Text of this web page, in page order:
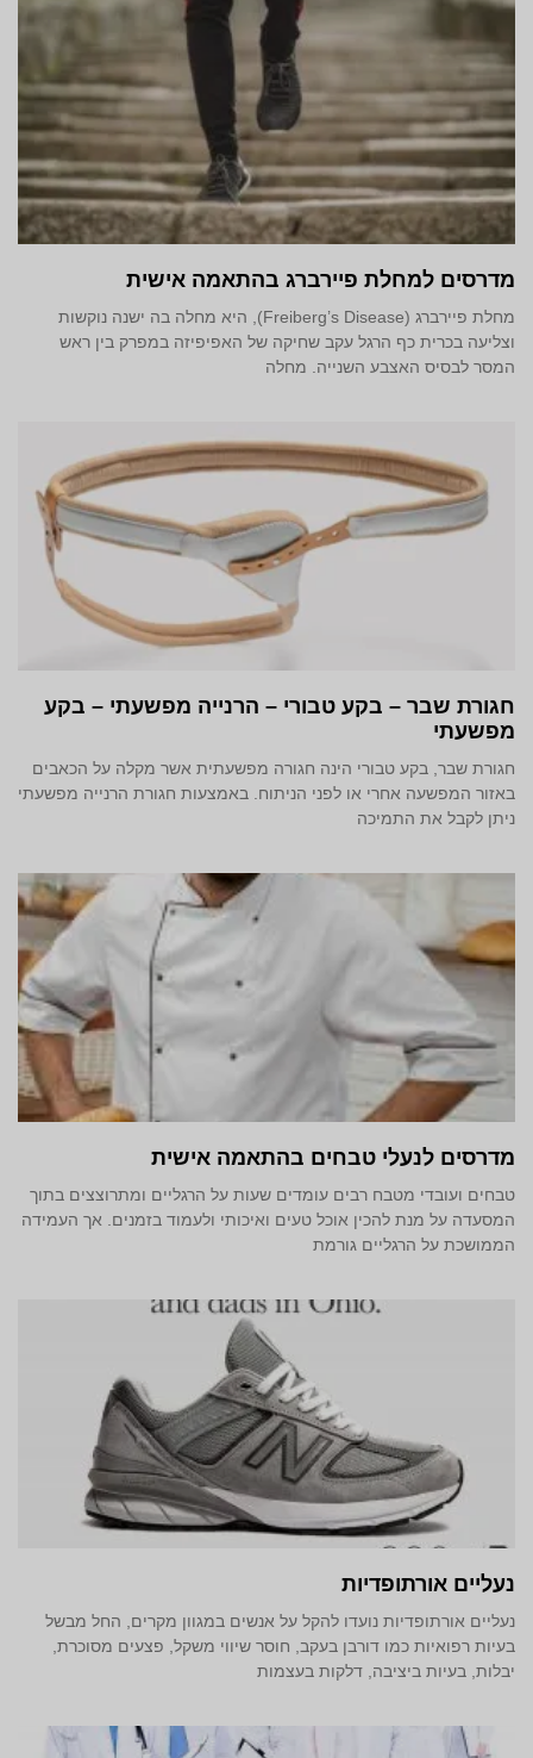
מדרסים למחלת פיירברג בהתאמה אישית
מחלת פיירברג (Freiberg’s Disease), היא מחלה בה ישנה נוקשות
וצליעה בכרית כף הרגל עקב שחיקה של האפיפיזה במפרק בין ראש
המסר לבסיס האצבע השנייה. מחלה
חגורת שבר – בקע טבורי – הרנייה מפשעתי – בקע
מפשעתי
חגורת שבר, בקע טבורי הינה חגורה מפשעתית אשר מקלה על הכאבים
באזור המפשעה אחרי או לפני הניתוח. באמצעות חגורת הרנייה מפשעתי
ניתן לקבל את התמיכה
מדרסים לנעלי טבחים בהתאמה אישית
טבחים ועובדי מטבח רבים עומדים שעות על הרגליים ומתרוצצים בתוך
המסעדה על מנת להכין אוכל טעים ואיכותי ולעמוד בזמנים. אך העמידה
הממושכת על הרגליים גורמת
נעליים אורתופדיות
נעליים אורתופדיות נועדו להקל על אנשים במגוון מקרים, החל מבשל
בעיות רפואיות כמו דורבן בעקב, חוסר שיווי משקל, פצעים מסוכרת,
יבלות, בעיות ביציבה, דלקות בעצמות